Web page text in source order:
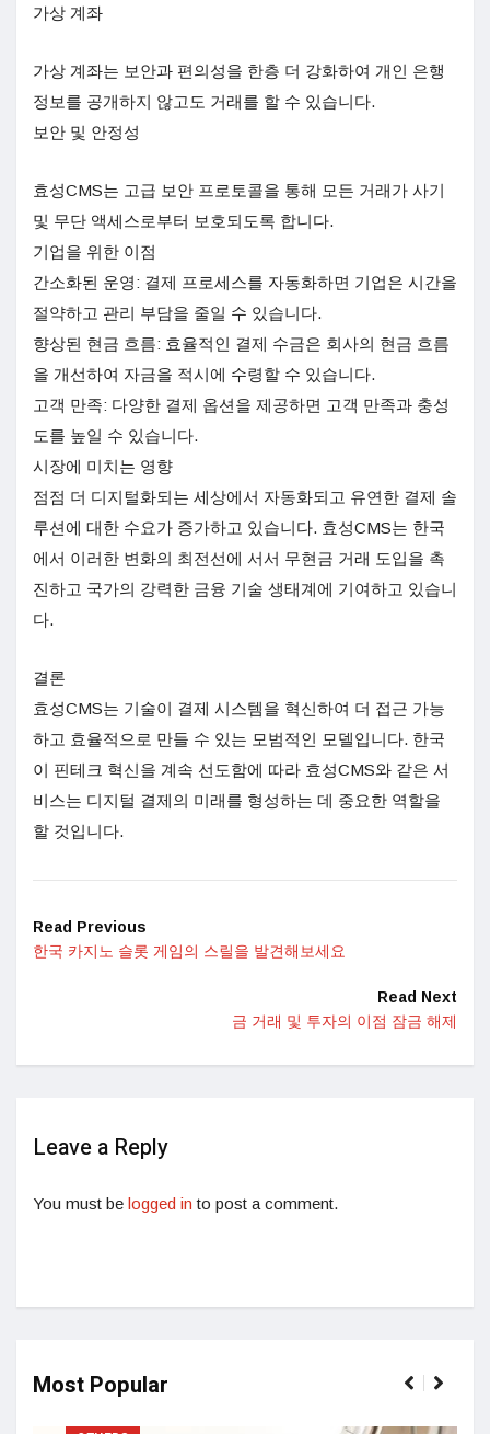
가상 계좌
가상 계좌는 보안과 편의성을 한층 더 강화하여 개인 은행
정보를 공개하지 않고도 거래를 할 수 있습니다.
보안 및 안정성
효성CMS는 고급 보안 프로토콜을 통해 모든 거래가 사기
및 무단 액세스로부터 보호되도록 합니다.
기업을 위한 이점
간소화된 운영: 결제 프로세스를 자동화하면 기업은 시간을
절약하고 관리 부담을 줄일 수 있습니다.
향상된 현금 흐름: 효율적인 결제 수금은 회사의 현금 흐름
을 개선하여 자금을 적시에 수령할 수 있습니다.
고객 만족: 다양한 결제 옵션을 제공하면 고객 만족과 충성
도를 높일 수 있습니다.
시장에 미치는 영향
점점 더 디지털화되는 세상에서 자동화되고 유연한 결제 솔
루션에 대한 수요가 증가하고 있습니다. 효성CMS는 한국
에서 이러한 변화의 최전선에 서서 무현금 거래 도입을 촉
진하고 국가의 강력한 금융 기술 생태계에 기여하고 있습니
다.
결론
효성CMS는 기술이 결제 시스템을 혁신하여 더 접근 가능
하고 효율적으로 만들 수 있는 모범적인 모델입니다. 한국
이 핀테크 혁신을 계속 선도함에 따라 효성CMS와 같은 서
비스는 디지털 결제의 미래를 형성하는 데 중요한 역할을
할 것입니다.
Read Previous
한국 카지노 슬롯 게임의 스릴을 발견해보세요
Read Next
금 거래 및 투자의 이점 잠금 해제
Leave a Reply
You must be logged in to post a comment.
Most Popular